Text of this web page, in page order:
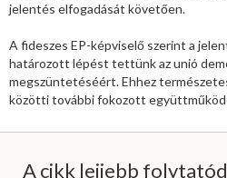
jelentés elfogadását követően.
A fideszes EP-képviselő szerint a
határozott lépést tettünk az unió
megszüntetéséért. Ehhez
közötti további fokozott
A cikk lejjebb